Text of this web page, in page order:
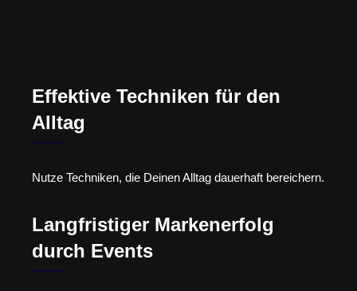
Effektive Techniken für den
Alltag
Nutze Techniken, die Deinen Alltag dauerhaft bereichern.
Langfristiger Markenerfolg
durch Events